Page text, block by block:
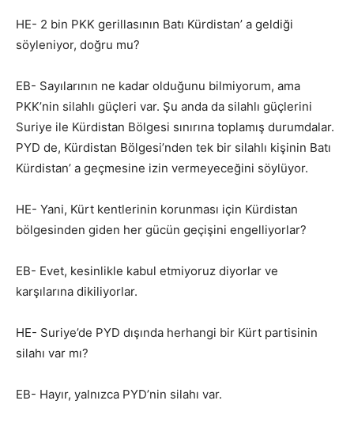
HE- 2 bin PKK gerillasının Batı Kürdistan’ a geldiği
söyleniyor, doğru mu?
EB- Sayılarının ne kadar olduğunu bilmiyorum, ama
PKK’nin silahlı güçleri var. Şu anda da silahlı güçlerini
Suriye ile Kürdistan Bölgesi sınırına toplamış durumdalar.
PYD de, Kürdistan Bölgesi’nden tek bir silahlı kişinin Batı
Kürdistan’ a geçmesine izin vermeyeceğini söylüyor.
HE- Yani, Kürt kentlerinin korunması için Kürdistan
bölgesinden giden her gücün geçişini engelliyorlar?
EB- Evet, kesinlikle kabul etmiyoruz diyorlar ve
karşılarına dikiliyorlar.
HE- Suriye’de PYD dışında herhangi bir Kürt partisinin
silahı var mı?
EB- Hayır, yalnızca PYD’nin silahı var.